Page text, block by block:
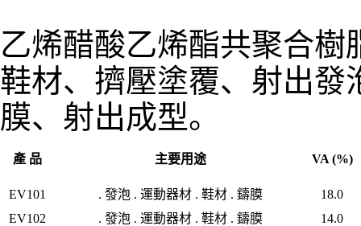
乙烯醋酸乙烯酯共聚合樹
鞋材、擠壓塗覆、射出發
膜、射出成型。
產 品 主要用途 VA (%)
EV101 . 發泡 . 運動器材 . 鞋材 . 鑄膜
18.0
EV102
. 發泡 . 運動器材 . 鞋材 . 鑄膜
14.0